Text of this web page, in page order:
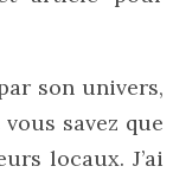
son univers,
savez que
locaux. J’ai